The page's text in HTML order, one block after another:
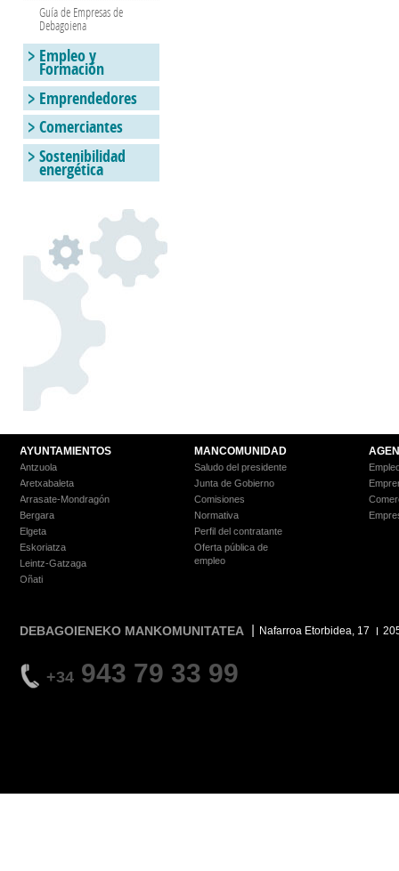
Guía de Empresas de
Debagoiena
Empleo y
Formación
Emprendedores
Comerciantes
Sostenibilidad
energética
AYUNTAMIENTOS
Antzuola
Aretxabaleta
Arrasate-Mondragón
Bergara
Elgeta
Eskoriatza
Leintz-Gatzaga
Oñati
MANCOMUNIDAD
Saludo del presidente
Junta de Gobierno
Comisiones
Normativa
Perfil del contratante
Oferta pública de
empleo
DEBAGOIENEKO MANKOMUNITATEA Nafarroa Etorbidea, 17
+34 943 79 33 99